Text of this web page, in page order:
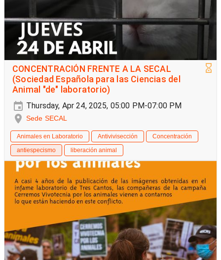
CONCENTRACIÓN FRENTE A LA SECAL
(Sociedad Española para las Ciencias del
Animal "de" laboratorio)
Thursday, Apr 24, 2025, 05:00 PM-07:00 PM
Sede SECAL
Animales en Laboratorio Antivivisección
Concentración
antiespecismo
liberación animal